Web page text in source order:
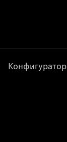
Конфигуратор